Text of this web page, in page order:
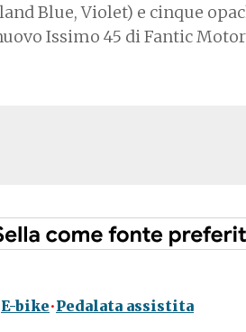
Blue, Violet) e cinque
Issimo 45 di Fantic
E-bike Pedalata assistita